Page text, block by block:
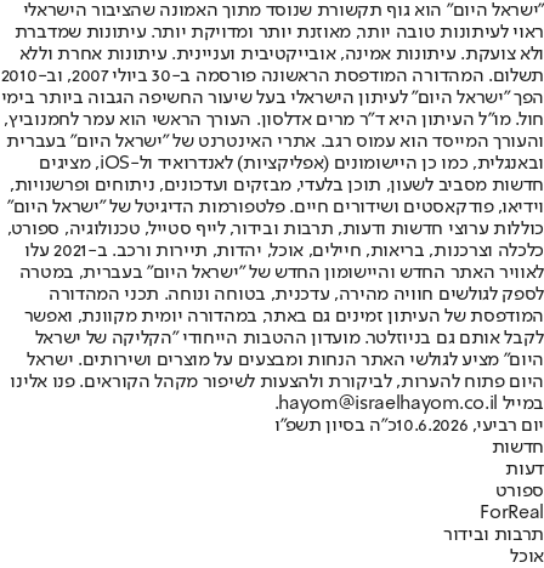
"ישראל היום" הוא גוף תקשורת שנוסד מתוך האמונה שהציבור הישראלי
ראוי לעיתונות טובה יותר, מאוזנת יותר ומדויקת יותר. עיתונות שמדברת
ולא צועקת. עיתונות אמינה, אובייקטיבית ועניינית. עיתונות אחרת וללא
תשלום. המהדורה המודפסת הראשונה פורסמה ב-30 ביולי 2007, וב-2010
הפך "ישראל היום" לעיתון הישראלי בעל שיעור החשיפה הגבוה ביותר בימי
חול. מו"ל העיתון היא ד"ר מרים אדלסון. העורך הראשי הוא עמר לחמנוביץ,
והעורך המייסד הוא עמוס רגב. אתרי האינטרנט של "ישראל היום" בעברית
ובאנגלית, כמו כן היישומונים (אפליקציות) לאנדרואיד ול-iOS, מציגים
חדשות מסביב לשעון, תוכן בלעדי, מבזקים ועדכונים, ניתוחים ופרשנויות,
וידיאו, פודקאסטים ושידורים חיים. פלטפורמות הדיגיטל של "ישראל היום"
כוללות ערוצי חדשות ודעות, תרבות ובידור, לייף סטייל, טכנולוגיה, ספורט,
כלכלה וצרכנות, בריאות, חיילים, אוכל, יהדות, תיירות ורכב. ב-2021 עלו
לאוויר האתר החדש והיישומון החדש של "ישראל היום" בעברית, במטרה
לספק לגולשים חוויה מהירה, עדכנית, בטוחה ונוחה. תכני המהדורה
המודפסת של העיתון זמינים גם באתר, במהדורה יומית מקוונת, ואפשר
לקבל אותם גם בניוזלטר. מועדון ההטבות הייחודי "הקליקה של ישראל
היום" מציע לגולשי האתר הנחות ומבצעים על מוצרים ושירותים. ישראל
היום פתוח להערות, לביקורת ולהצעות לשיפור מקהל הקוראים. פנו אלינו
במייל hayom@israelhayom.co.il.
יום רביעי, 10.6.2026
כ"ה בסיון תשפ"ו
חדשות
דעות
ספורט
ForReal
תרבות ובידור
אוכל